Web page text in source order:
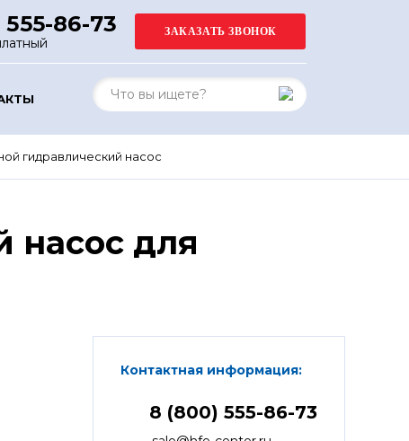
86-73
гидравлический насос
насос для
Контактная информация:
8 (800) 555-86-73